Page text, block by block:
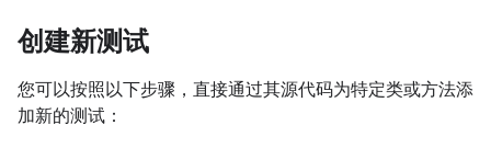
创建新测试
您可以按照以下步骤，直接通过其源代码为特定类或方法添
加新的测试：